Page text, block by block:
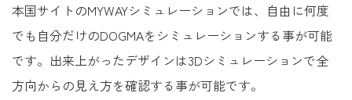
本国サイトのMYWAYシミュレーションでは、自由に何度
でも自分だけのDOGMAをシミュレーションする事が可能
です。出来上がったデザインは3Dシミュレーションで全
方向からの見え方を確認する事が可能です。